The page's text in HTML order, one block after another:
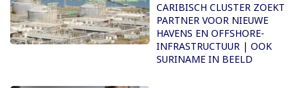
CARIBISCH CLUSTER ZOEKT
PARTNER VOOR NIEUWE
HAVENS EN OFFSHORE-
INFRASTRUCTUUR | OOK
SURINAME IN BEELD